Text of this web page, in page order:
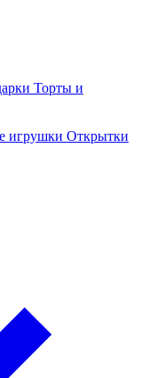
Торты и
игрушки Открытки